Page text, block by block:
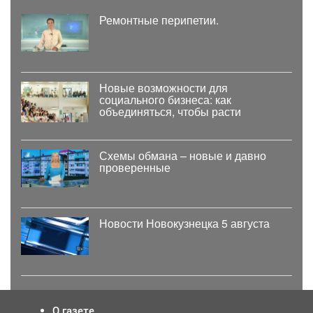
Ремонтные перипетии.
Новые возможности для
социального бизнеса: как
объединяться, чтобы расти
Схемы обмана – новые и давно
проверенные
Новости Новокузнецка 5 августа